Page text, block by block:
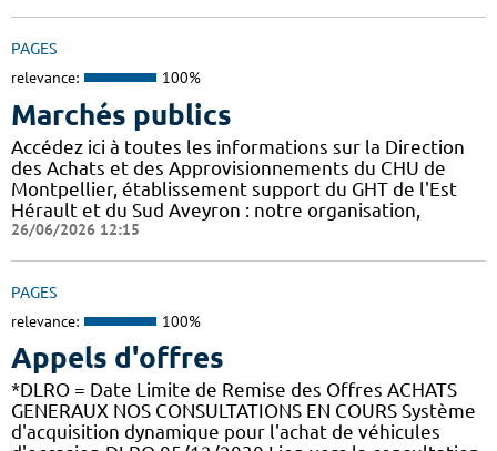
PAGES
relevance: 100%
Marchés publics
Accédez ici à toutes les informations sur la Direction
des Achats et des Approvisionnements du CHU de
Montpellier, établissement support du GHT de l'Est
Hérault et du Sud Aveyron : notre organisation,
26/06/2026 12:15
PAGES
relevance: 100%
Appels d'offres
*DLRO = Date Limite de Remise des Offres ACHATS
GENERAUX NOS CONSULTATIONS EN COURS Système
d'acquisition dynamique pour l'achat de véhicules